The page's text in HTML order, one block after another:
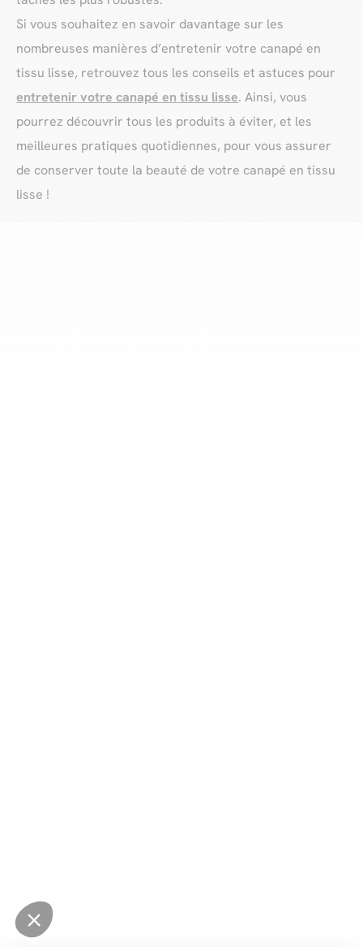
Si vous souhaitez en savoir davantage sur les
nombreuses manières d’entretenir votre canapé en
tissu lisse, retrouvez tous les conseils et astuces pour
entretenir votre canapé en tissu lisse. Ainsi, vous
pourrez découvrir tous les produits à éviter, et les
meilleures pratiques quotidiennes, pour vous assurer
de conserver toute la beauté de votre canapé en tissu
lisse !